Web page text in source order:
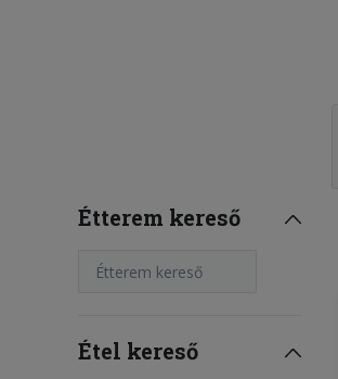
Étterem kereső
Étterem kereső
Étel kereső